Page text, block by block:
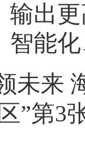
输出
智能